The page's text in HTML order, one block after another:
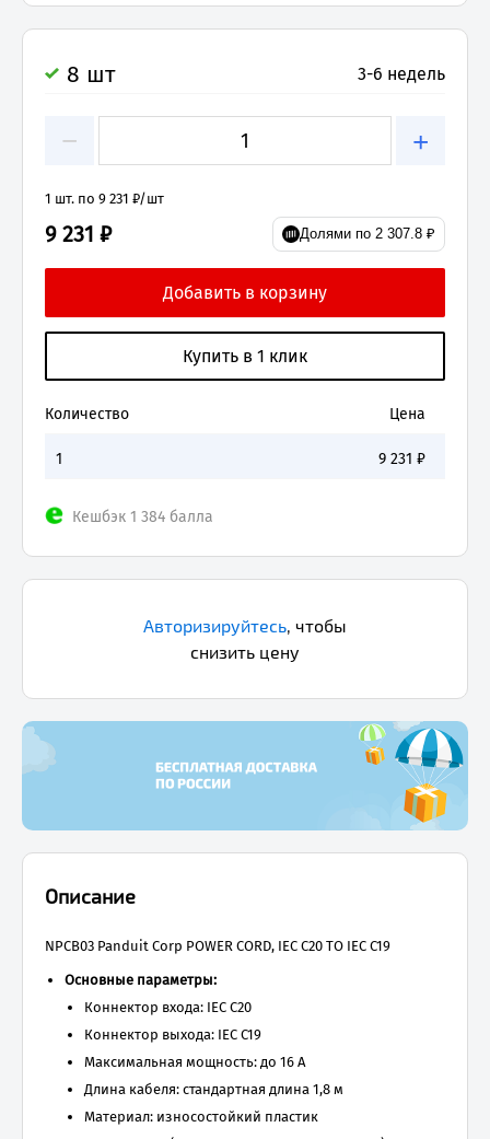
8 шт 3-6 недель
− +
1 шт. по 9 231 ₽/шт
9 231 ₽ Долями по 2 307.8 ₽
Количество Цена
1 9 231 ₽
Кешбэк 1 384 балла
Авторизируйтесь, чтобы
снизить цену
Описание
NPCB03 Panduit Corp POWER CORD, IEC C20 TO IEC C19
Основные параметры:
Коннектор входа: IEC C20
Коннектор выхода: IEC C19
Максимальная мощность: до 16 А
Длина кабеля: стандартная длина 1,8 м
Материал: износостойкий пластик